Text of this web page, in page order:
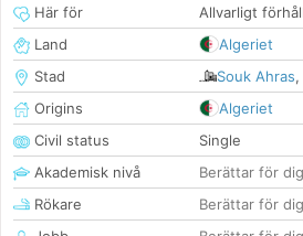
Här för
Allvarligt
Land
Algeriet
Stad
Souk Ahras,
Origins
Algeriet
Civil status
Single
Akademisk nivå
Berättar för dig
Rökare
Berättar för dig